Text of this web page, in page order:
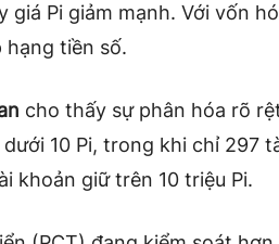
giá Pi giảm mạnh. Với vốn
tiền số.
cho thấy sự phân hóa rõ
10 Pi, trong khi chỉ 297
khoản giữ trên 10 triệu Pi.